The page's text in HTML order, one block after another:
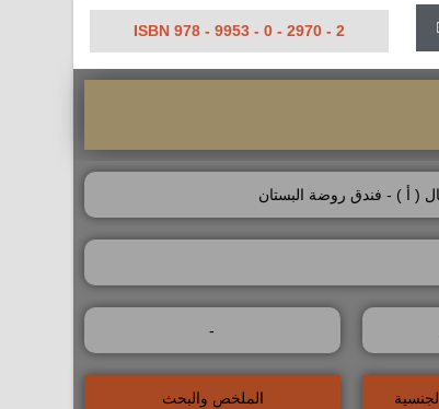
ISBN 978 - 9953 - 0 - 2970 - 2
( أ ) - فندق روضة البستان
-
الملخص والبحث